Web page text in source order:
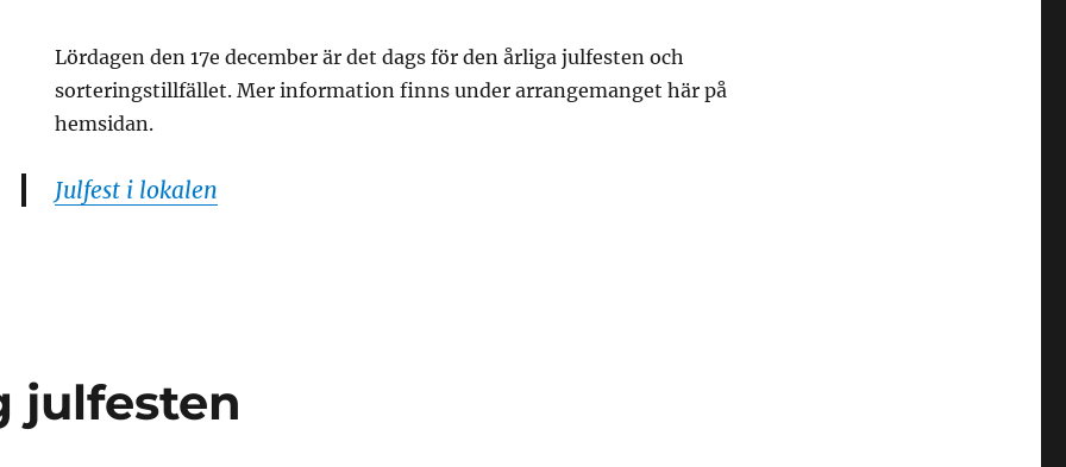
Lördagen den 17e december är det dags för den årliga julfesten och
sorteringstillfället. Mer information finns under arrangemanget här på
hemsidan.
Julfest i lokalen
julfesten